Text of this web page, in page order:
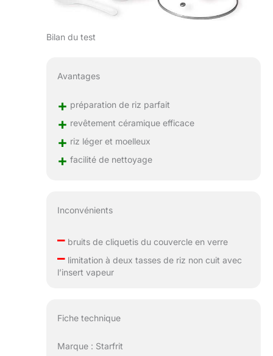
Bilan du test
Avantages
+ préparation de riz parfait
+ revêtement céramique efficace
+ riz léger et moelleux
+ facilité de nettoyage
Inconvénients
–bruits de cliquetis du couvercle en verre
–limitation à deux tasses de riz non cuit avec
l’insert vapeur
Fiche technique
Marque : Starfrit